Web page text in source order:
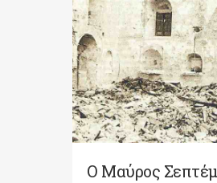
Ο Μαύρος